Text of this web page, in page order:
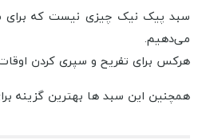
سبد پیک نیک چیزی نیست که برای
می‌دهیم.
هرکس برای تفریح و سپری کردن
همچنین این سبد ها بهترین گزینه